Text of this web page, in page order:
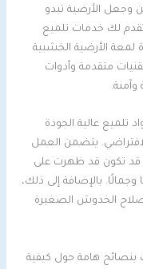
وجعل الأرضية تبدو
لك خدمات تلميع
لمعة الأرضية الخشبية
متقدمة وأدوات
وآمنة.
تلميع عالية الجودة
يتضمن العمل
قد تكون قد ظهرت على
بالإضافة إلى ذلك،
الخدوش الصغيرة
بنصائح هامة حول كيفية